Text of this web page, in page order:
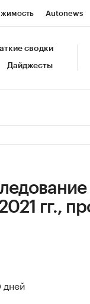
Autonews
СПб
сводки
Дайджесты
гг.,
дней